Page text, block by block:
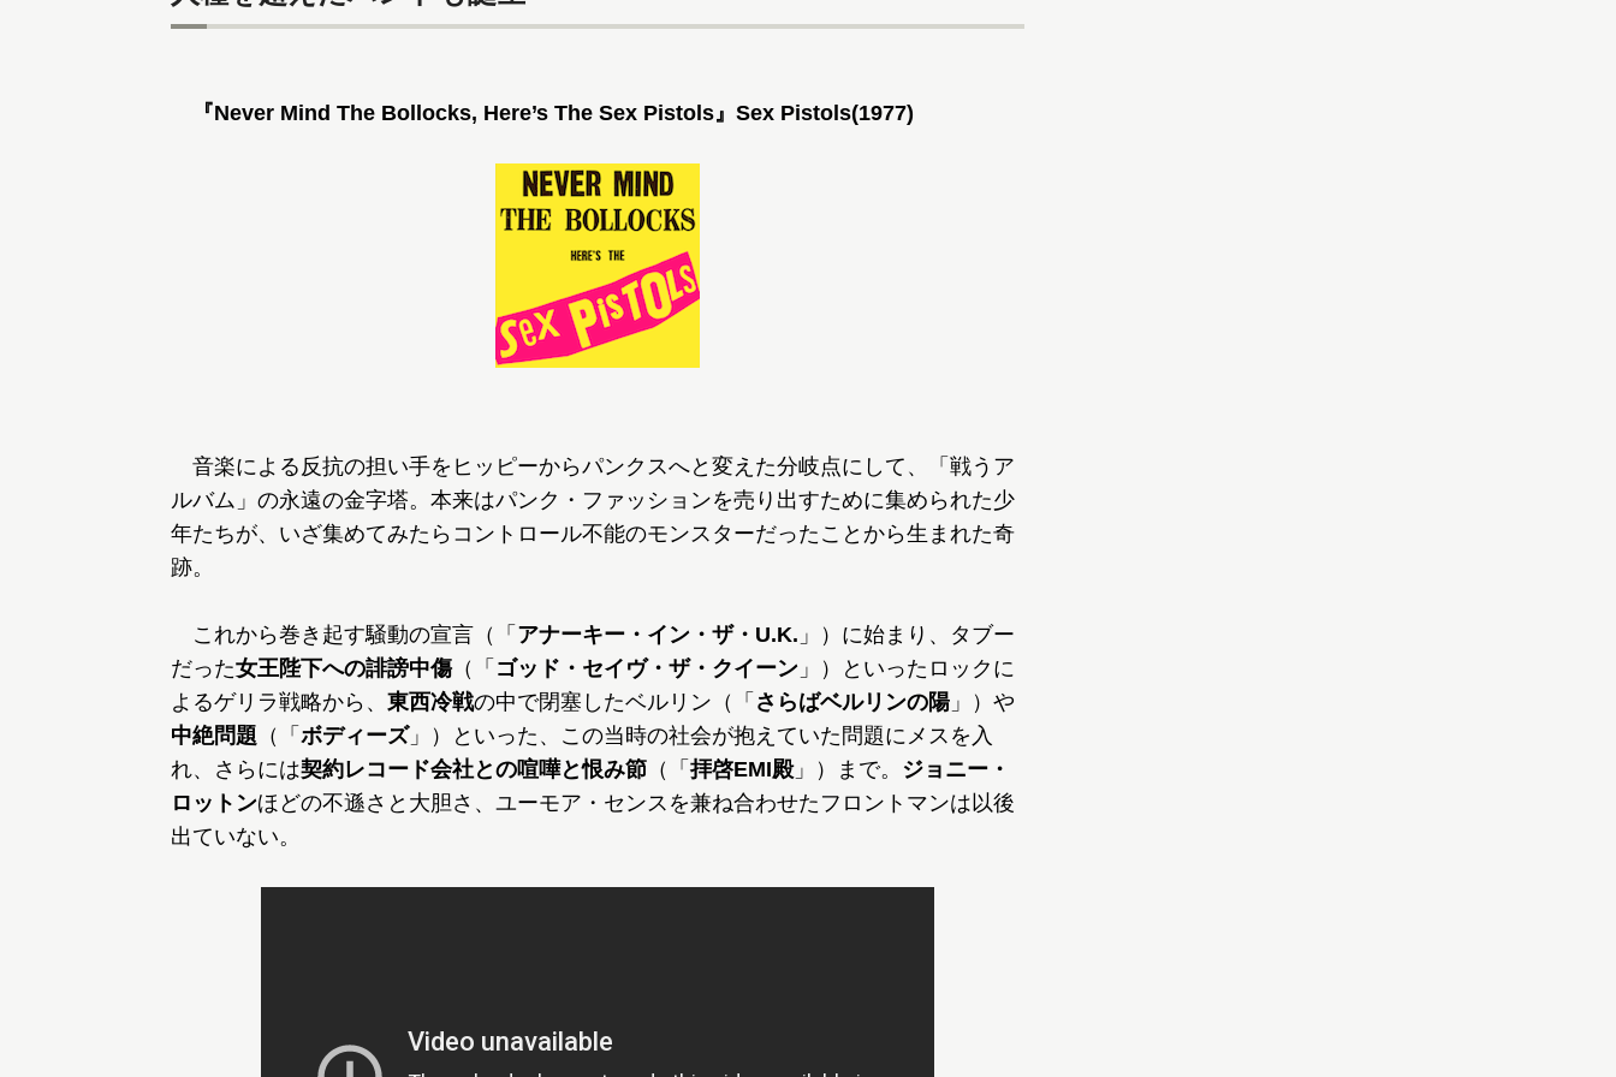
『Never Mind The Bollocks, Here’s The Sex Pistols』Sex Pistols(1977)
音楽による反抗の担い手をヒッピーからパンクスへと変えた分岐点にして、「戦うア
ルバム」の永遠の金字塔。本来はパンク・ファッションを売り出すために集められた少
年たちが、いざ集めてみたらコントロール不能のモンスターだったことから生まれた奇
跡。
これから巻き起す騒動の宣言（「 アナーキー・イン・ザ・U.K. 」）に始まり、タブー
だった女王陛下への誹謗中傷（「 ゴッド・セイヴ・ザ・クイーン 」）といったロックに
よるゲリラ戦略から、 東西冷戦の中で閉塞したベルリン（「 さらばベルリンの陽 」）や
中絶問題 （「 ボディーズ」）といった、この当時の社会が抱えていた問題にメスを入
れ、さらには契約レコード会社との喧嘩と恨み節 （「 拝啓EMI殿」）まで。 ジョニー・
ロットンほどの不遜さと大胆さ、ユーモア・センスを兼ね合わせたフロントマンは以後
出ていない。